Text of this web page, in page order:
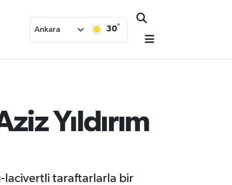
Ankara 30°
Yıldırım
lacivertli taraftarlarla bir